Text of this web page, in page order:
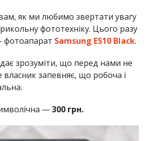
як ми любимо звертати увагу
фототехніку. Цього разу
фотоапарат Samsung ES10 Black.
зрозуміти, що перед нами не
власник запевняє, що робоча і
—300 грн.